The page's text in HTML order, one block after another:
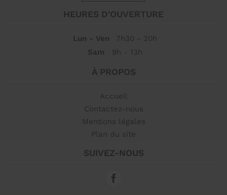
HEURES D'OUVERTURE
Lun - Ven
7h30 - 20h
Sam
9h - 13h
À PROPOS
Accueil
Contactez-nous
Mentions légales
Plan du site
SUIVEZ-NOUS